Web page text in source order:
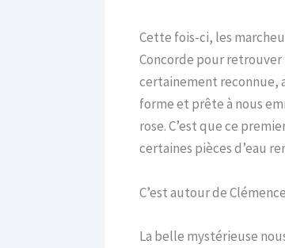
Cette fois-ci, les
Concorde pour
certainement reconnue,
forme et prête à nous
rose. C’est que ce
certaines pièces d’eau
C’est autour de
La belle mystérieuse